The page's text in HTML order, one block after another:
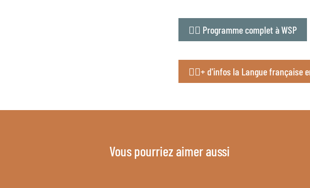
👉🏻 Programme complet à WSP
👉🏻+ d'infos la Langue française
Vous pourriez aimer aussi